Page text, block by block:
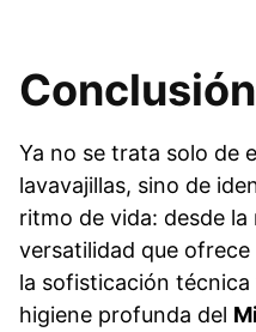
Conclusión
Ya no se trata solo de
lavavajillas, sino de
ritmo de vida: desde
versatilidad que ofrece
la sofisticación
higiene profunda del